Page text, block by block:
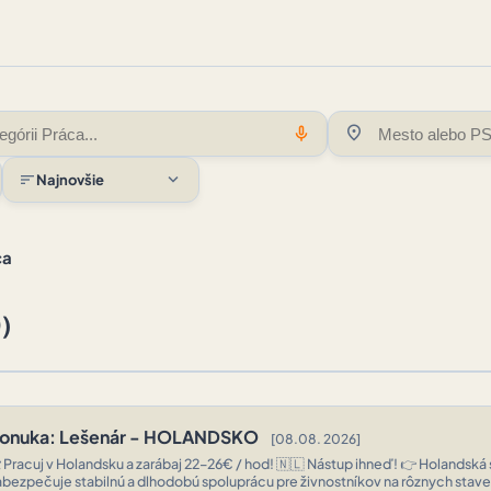
mic location_on
sortNajnovšie expand_more
Lešenár - HOLANDSKO [08.08. 2026]
v Holandsku a zarábaj 22–26€ / hod! 🇳🇱 Nástup ihneď! 👉
stabilnú a dlhodobú spoluprácu pre živnostníkov na rôznych